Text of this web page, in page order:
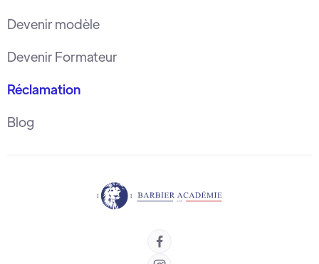

Devenir modèle
Devenir Formateur
Réclamation
Blog